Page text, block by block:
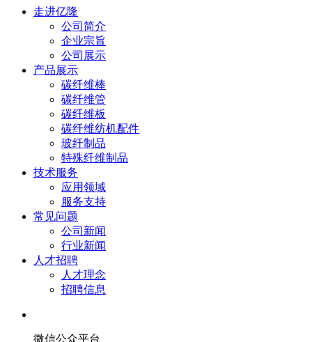
走进亿隆
公司简介
企业宗旨
公司展示
产品展示
碳纤维棒
碳纤维管
碳纤维板
碳纤维纺机配件
玻纤制品
特殊纤维制品
技术服务
应用领域
服务支持
常见问题
公司新闻
行业新闻
人才招聘
人才理念
招聘信息
微信公众平台